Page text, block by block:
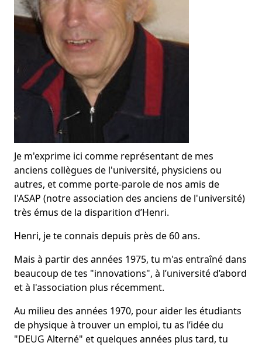
Je m'exprime ici comme représentant de mes
anciens collègues de l'université, physiciens ou
autres, et comme porte-parole de nos amis de
l'ASAP (notre association des anciens de l'université)
très émus de la disparition d’Henri.
Henri, je te connais depuis près de 60 ans.
Mais à partir des années 1975, tu m'as entraîné dans
beaucoup de tes "innovations", à l’université d’abord
et à l'association plus récemment.
Au milieu des années 1970, pour aider les étudiants
de physique à trouver un emploi, tu as l’idée du
"DEUG Alterné" et quelques années plus tard, tu